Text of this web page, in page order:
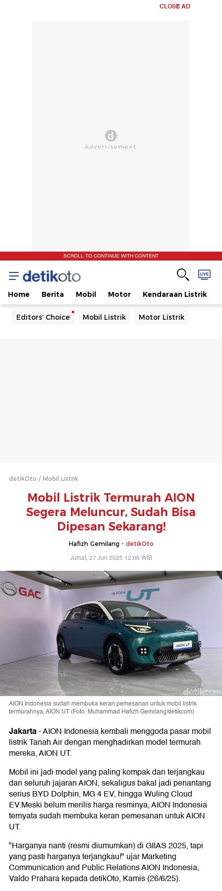
CLOSE AD
SCROLL TO CONTINUE WITH CONTENT
Home Berita Mobil Motor Kendaraan Listrik
Editors' Choice Mobil Listrik Motor Listrik
detikOto Mobil Listrik
Mobil Listrik Termurah AION
Segera Meluncur, Sudah Bisa
Dipesan Sekarang!
Hafizh Gemilang - detikOto
Jumat, 27 Jun 2025 12:06 WIB
AION Indonesia sudah membuka keran pemesanan untuk mobil listrik
termurahnya, AION UT (Foto: Muhammad Hafizh Gemilang/detikcom)
Jakarta-AION Indonesia kembali menggoda pasar mobil
listrik Tanah Air dengan menghadirkan model termurah
mereka, AION UT.
Mobil ini jadi model yang paling kompak dan terjangkau
dari seluruh jajaran AION, sekaligus bakal jadi penantang
serius BYD Dolphin, MG 4 EV, hingga Wuling Cloud
EV.Meski belum merilis harga resminya, AION Indonesia
ternyata sudah membuka keran pemesanan untuk AION
UT.
"Harganya nanti (resmi diumumkan) di GIIAS 2025, tapi
yang pasti harganya terjangkau!" ujar Marketing
Communication and Public Relations AION Indonesia,
Valdo Prahara kepada detikOto, Kamis (26/6/25).